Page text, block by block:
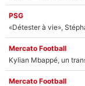
PSG
«Détester à vie»,
Mercato Football
Kylian Mbappé, un
Mercato Football